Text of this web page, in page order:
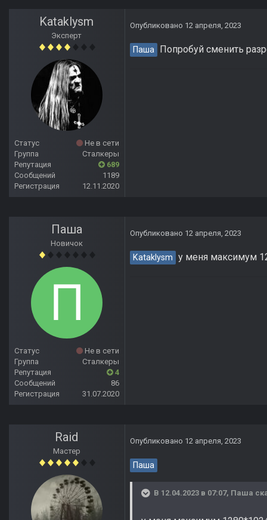
Kataklysm
Эксперт
Статус
Не в сети
Группа
Сталкеры
Репутация
689
Сообщений
1189
Регистрация
12.11.2020
Опубликовано 12 апреля, 2023
Паша Попробуй сменить
Паша
Новичок
Статус
Не в сети
Группа
Сталкеры
Репутация
4
Сообщений
86
Регистрация
31.07.2020
Опубликовано 12 апреля, 2023
Kataklysm у меня максимум
Raid
Мастер
Опубликовано 12 апреля, 2023
Паша
В 12.04.2023 в 07:07, Паша